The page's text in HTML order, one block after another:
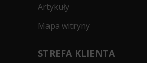
Artykuły
Mapa witryny
STREFA KLIENTA